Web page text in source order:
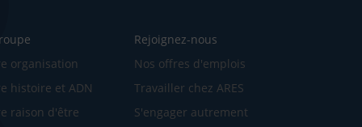
organisation
histoire et ADN
raison d'être
Rejoignez-nous
Nos offres d'emplois
Travailler chez ARES
S'engager autrement